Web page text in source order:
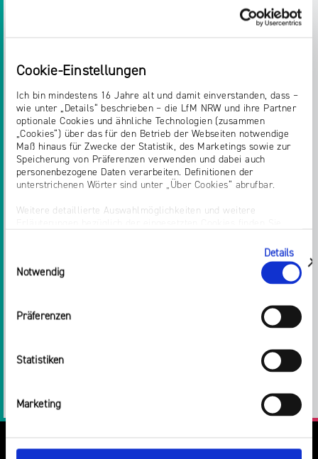
Cookie-Einstellungen
Ich bin mindestens 16 Jahre alt und damit einverstanden, dass –
wie unter „Details“ beschrieben – die LfM NRW und ihre Partner
optionale Cookies und ähnliche Technologien (zusammen
„Cookies“) über das für den Betrieb der Webseiten notwendige
Maß hinaus für Zwecke der Statistik, des Marketings sowie zur
Speicherung von Präferenzen verwenden und dabei auch
personenbezogene Daten verarbeiten. Definitionen der
unterstrichenen Wörter sind unter „Über Cookies“ abrufbar.
Weitere detaillierte Auswahlmöglichkeiten und weitere
„Einwilligung ändern“ in der Datenschutzerklärung aufgerufen
werden. Dort können Sie auch Ihre Einwilligung jederzeit mit
Wirkung für die Zukunft widerrufen. Die vollständige Ablehnung
optionaler Cookies erfolgt über den Button „Nur notwendige
Notwendig
Präferenzen
Statistiken
Marketing
Details
zeigen
auszuhalten und konstruktiv gegenzuhalten“,
Zum Abschluss zog Dr. Tobias Schmid eine
Influencer auch zu politischen Themen geäußert.
Das ist gut so, denn unsere Demokratie lebt von
der Meinungsvielfalt in den Medien. Aus großer
Reichweite folgt aber auch große Verantwortung
und wir helfen gerne dabei, dieser gerecht zu
werden.“
Teilen:
LinkedIn